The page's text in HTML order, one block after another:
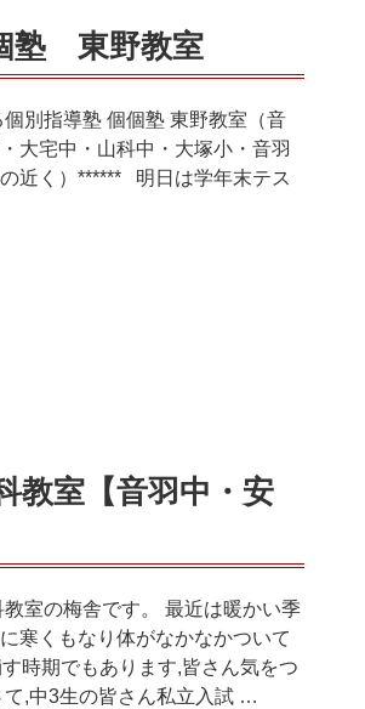
塾 東野教室
別指導塾 個個塾 東野教室（音
大宅中・山科中・大塚小・音羽
近く）****** 明日は学年末テス
教室【音羽中・安
室の梅舎です。 最近は暖かい季
寒くもなり体がなかなかついて
時期でもあります,皆さん気をつ
,中3生の皆さん私立入試 …